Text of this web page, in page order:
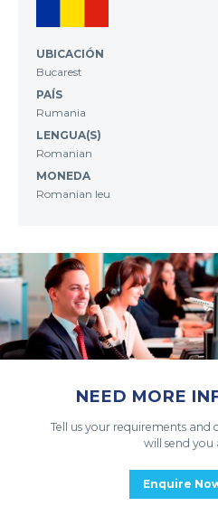
UBICACIÓN
Bucarest
PAÍS
Rumania
LENGUA(S)
Romanian
MONEDA
Romanian leu
NEED MORE
Tell us your requirements and
will send you
Enquire